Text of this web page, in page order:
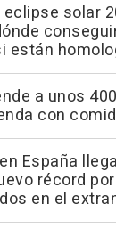
solar
están
a unos
con
España
récord
en el